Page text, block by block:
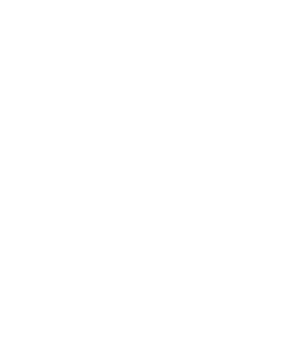
Ihnen von der
wenn Ihre
mit der deutschen
ist. Die
im Anerkennungs-
Sie müssen noch
zur Erteilung der
aus einem
in Deutschland die